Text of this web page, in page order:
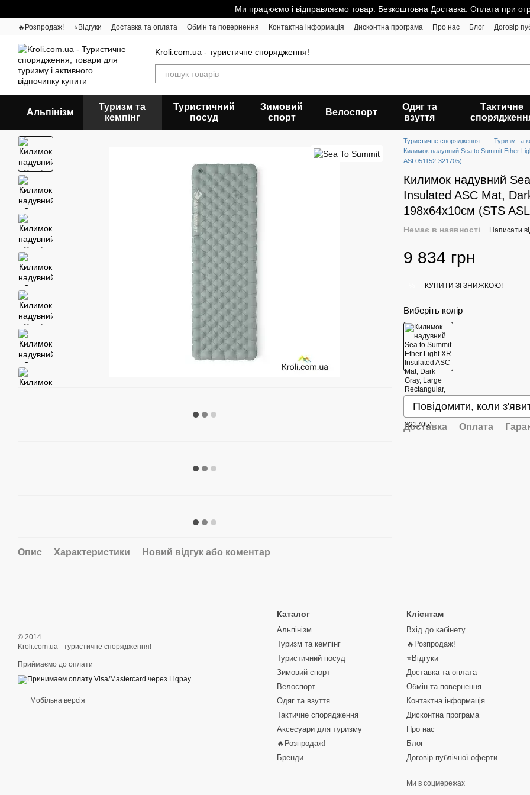
Ми працюємо і відправляємо товар. Безкоштовна Доставка. Оплата при
🔥Розпродаж! ⭐Відгуки Доставка та оплата Обмін та повернення Контактна інформація Дисконтна програма Про нас Блог Договір
Kroli.com.ua - туристичне спорядження!
Альпінізм
Туризм та
кемпінг
Туристичний
посуд
Зимовий
спорт
Велоспорт
Одяг та
взуття
Тактичне
Опис Характеристики Новий відгук або коментар
Туристичне спорядження Туризм та
Килимок надувний Sea to Summit Ether
ASL051152-321705)
Килимок надувний
Insulated ASC Mat,
198х64х10см (STS
Немає в наявності Написати
9 834 грн
КУПИТИ ЗІ ЗНИЖКОЮ!
Виберіть колір
Повідомити, коли
Доставка Оплата
© 2014
Kroli.com.ua - туристичне спорядження!
Приймаємо до оплати
Мобільна версія
Каталог
Альпінізм
Туризм та кемпінг
Туристичний посуд
Зимовий спорт
Велоспорт
Одяг та взуття
Тактичне спорядження
Аксесуари для туризму
🔥Розпродаж!
Бренди
Клієнтам
Вхід до кабінету
🔥Розпродаж!
⭐Відгуки
Доставка та оплата
Обмін та повернення
Контактна інформація
Дисконтна програма
Про нас
Блог
Договір публічної оферти
Ми в соцмережах